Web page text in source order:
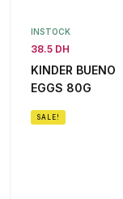
INSTOCK
38.5 DH
KINDER BUENO
EGGS 80G
SALE!